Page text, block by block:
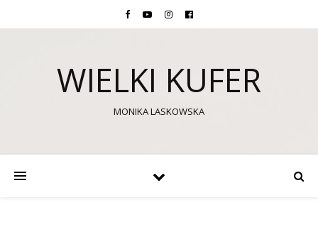
WIELKI KUFER
MONIKA LASKOWSKA